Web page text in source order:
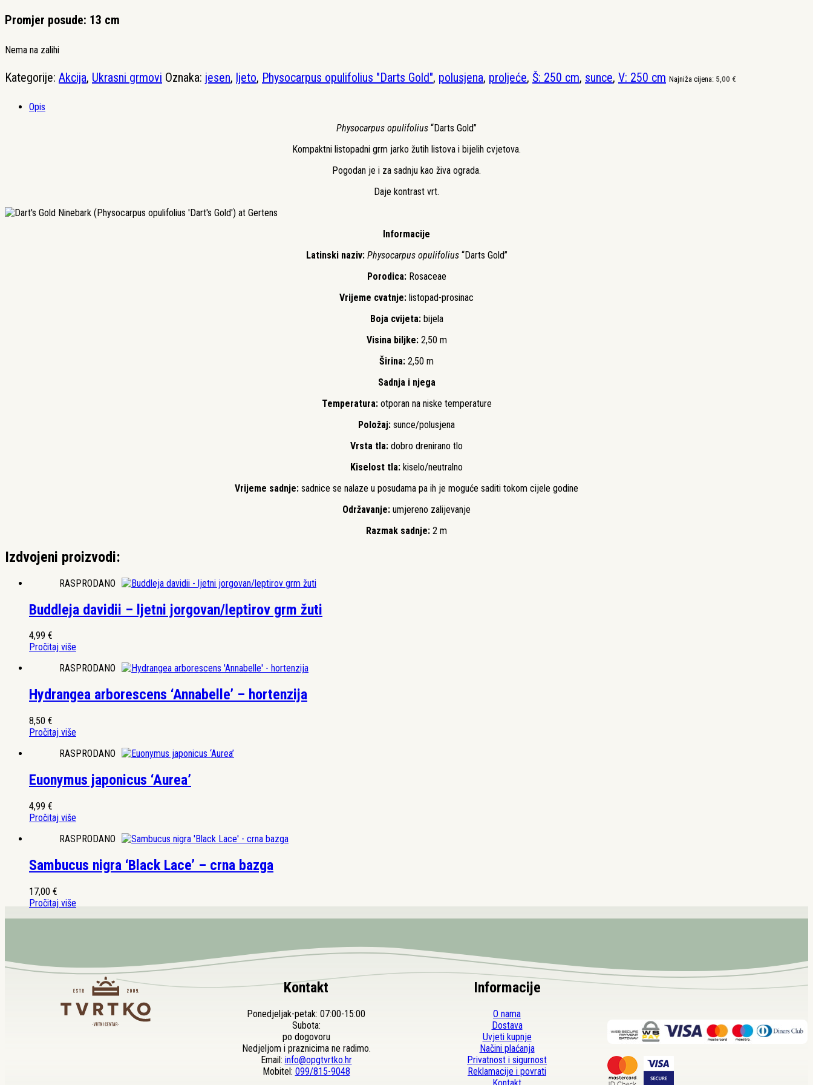
Promjer posude: 13 cm
Nema na zalihi
Kategorije: Akcija, Ukrasni grmovi Oznaka: jesen, ljeto, Physocarpus opulifolius "Darts Gold", polusjena, proljeće, Š: 250 cm, sunce, V: 250 cm Najniža cijena: 5,00 €
Opis
Physocarpus opulifolius “Darts Gold”
Kompaktni listopadni grm jarko žutih listova i bijelih cvjetova.
Pogodan je i za sadnju kao živa ograda.
Daje kontrast vrt.
Informacije
Latinski naziv: Physocarpus opulifolius“Darts Gold”
Porodica: Rosaceae
Vrijeme cvatnje: listopad-prosinac
Boja cvijeta:bijela
Visina biljke: 2,50 m
Širina: 2,50 m
Sadnja i njega
Temperatura: otporan na niske temperature
Položaj: sunce/polusjena
Vrsta tla: dobro drenirano tlo
Kiselost tla: kiselo/neutralno
Vrijeme sadnje: sadnice se nalaze u posudama pa ih je moguće saditi tokom cijele godine
Održavanje: umjereno zalijevanje
Razmak sadnje: 2 m
Izdvojeni proizvodi:
RASPRODANO
Buddleja davidii – ljetni jorgovan/leptirov grm žuti
4,99 €
Pročitaj više
RASPRODANO
Hydrangea arborescens ‘Annabelle’ – hortenzija
8,50 €
Pročitaj više
RASPRODANO
Euonymus japonicus ‘Aurea’
4,99 €
Pročitaj više
RASPRODANO
Sambucus nigra ‘Black Lace’ – crna bazga
17,00 €
Pročitaj više
Kontakt
Ponedjeljak-petak: 07:00-15:00
Subota:
po dogovoru
Nedjeljom i praznicima ne radimo.
Email: info@opgtvrtko.hr
Mobitel: 099/815-9048
Informacije
O nama
Dostava
Uvjeti kupnje
Načini plaćanja
Privatnost i sigurnost
Reklamacije i povrati
Kontakt